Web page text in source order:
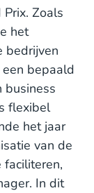
Zoals
het
bedrijven
bepaald
business
flexibel
het jaar
van de
faciliteren,
In dit